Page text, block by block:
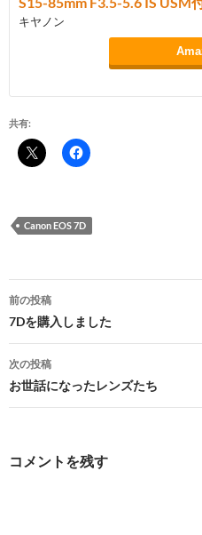
キヤノン
共有:
Canon EOS 7D
投
稿
ナ
ビ
ゲ
前の投稿
7Dを購入しました
次の投稿
お世話になったレンズたち
コメントを残す